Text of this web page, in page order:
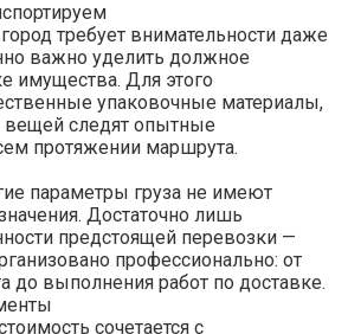
требует внимательности даже
важно уделить должное
имущества. Для этого
упаковочные материалы,
вещей следят опытные
протяжении маршрута.
параметры груза не имеют
Достаточно лишь
предстоящей перевозки —
профессионально: от
до выполнения работ по доставке.
сочетается с